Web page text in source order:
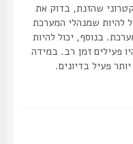
שהזנת, בדוק את
שמנהלי המערכת
בנוסף, יכול להיות
זמן רב. במידה
בדיונים.